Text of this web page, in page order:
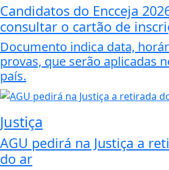
Candidatos do Encceja
consultar o cartão de
Documento indica data,
provas, que serão aplicadas
país.
Justiça
AGU pedirá na Justiça a
do ar